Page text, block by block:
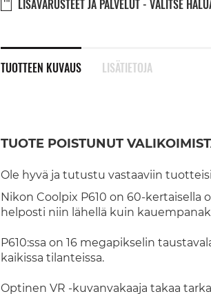
LISÄVARUSTEET JA PALVELUT - VALITSE
TUOTTEEN KUVAUS
TUOTE POISTUNUT
Ole hyvä ja tutustu vastaaviin
Nikon Coolpix P610 on 60-
helposti niin lähellä kuin
P610:ssa on 16 megapikselin
kaikissa tilanteissa.
Optinen VR -kuvanvakaaja takaa
LISÄTIETOJA